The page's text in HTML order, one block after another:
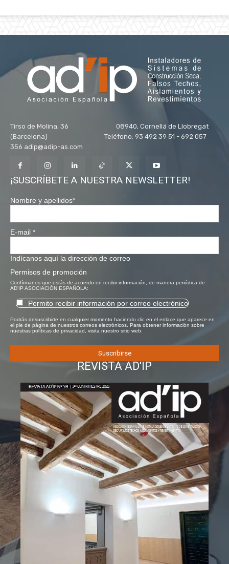
Tirso de Molina, 36 08940, Cornellá de Llobregat
(Barcelona) Teléfono: 93 492 39 51 - 692 057
356 adip@adip-as.com
¡SUSCRÍBETE A NUESTRA NEWSLETTER!
Nombre y apellidos*
E-mail *
Indícanos aquí la dirección de correo
Permisos de promoción
Confírmanos que estás de acuerdo en recibir información, de manera periódica de
AD'IP ASOCIACIÓN ESPAÑOLA:
Permito recibir información por correo electrónico
Podrás desuscribirte en cualquier momento haciendo clic en el enlace que aparece en
el pie de página de nuestros correos electrónicos. Para obtener información sobre
nuestras políticas de privacidad, visita nuestro sitio web.
REVISTA AD'IP